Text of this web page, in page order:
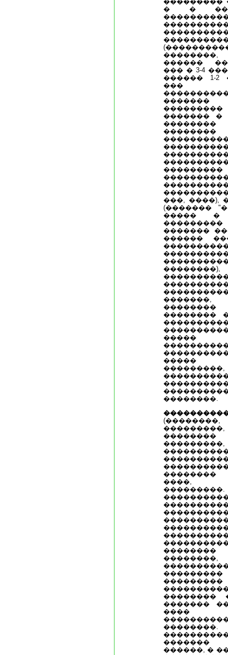
� �
������
��� � 3-4
������ 1-
���
������� �
���, ����),
(�������
����� �
���������
�������
������
�������,
��������
��������
�����
��������.
���������,
��������
��������
����,
��������
��������
�������
�������
������, �